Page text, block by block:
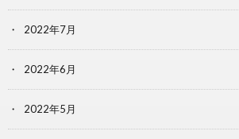
2022年7月
2022年6月
2022年5月